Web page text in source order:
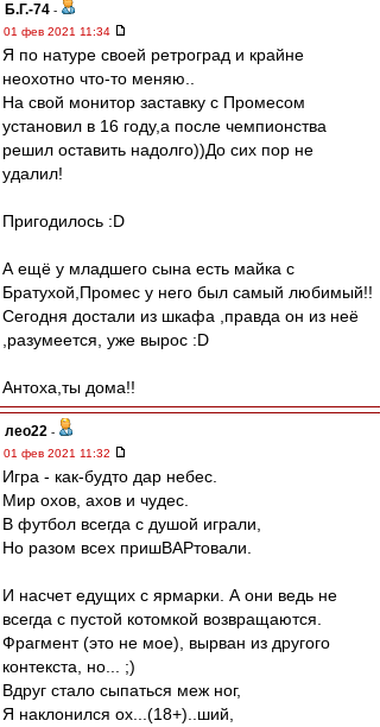
Б.Г.-74 -
01 фев 2021 11:34
Я по натуре своей ретроград и крайне
неохотно что-то меняю..
На свой монитор заставку с Промесом
установил в 16 году,а после чемпионства
решил оставить надолго))До сих пор не
удалил!
Пригодилось :D
А ещё у младшего сына есть майка с
Братухой,Промес у него был самый любимый!!
Сегодня достали из шкафа ,правда он из неё
,разумеется, уже вырос :D
Антоха,ты дома!!
лео22 -
01 фев 2021 11:32
Игра - как-будто дар небес.
Мир охов, ахов и чудес.
В футбол всегда с душой играли,
Но разом всех пришВАРтовали.
И насчет едущих с ярмарки. А они ведь не
всегда с пустой котомкой возвращаются.
Фрагмент (это не мое), вырван из другого
контекста, но... ;)
Вдруг стало сыпаться меж ног,
Я наклонился ох...(18+)..ший,